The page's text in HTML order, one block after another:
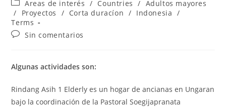
la
entrada:
la
entrada:
Categoría
de
la
entrada:
Areas de interés / Countries / Adultos mayores
/
Proyectos / Corta duracíon / Indonesia /
Terms
Comentarios
entrada:
Sin comentarios
Algunas actividades son:
Rindang Asih 1 Elderly es un hogar de ancianas en Ungaran
bajo la coordinación de la Pastoral Soegijapranata